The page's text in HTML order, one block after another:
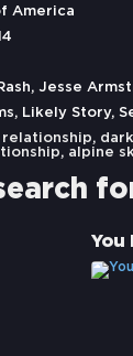
America
Jesse
Likely Story,
relationship,
, alpine
You